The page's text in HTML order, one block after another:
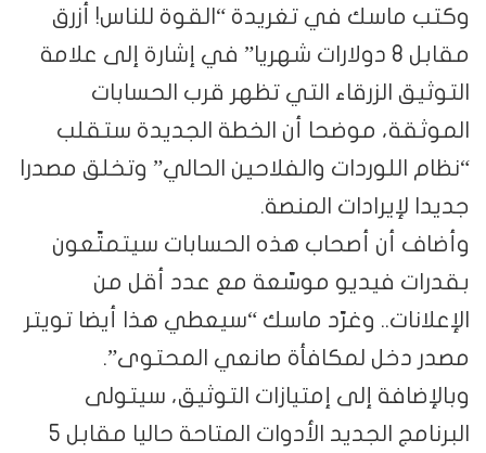
وكتب ماسك في تغريدة “القوة للناس! أَزرق
مقابل 8 دولارات شهريا” في إشارة إلى علامة
التوثيق الزرقاء التي تظهر قرب الحسابات
الموثقة، موضحا أن الخطة الجديدة ستقلب
“نظام اللوردات والفلاحين الحالي” وتخلق مصدرا
جديدا لإيرادات المنصة.
وأضاف أن أصحاب هذه الحسابات سيتمتّعون
بقدرات فيديو موسّعة مع عدد أقل من
الإعلانات.. وغرّد ماسك “سيعطي هذا أيضا تويتر
مصدر دخل لمكافأة صانعي المحتوى”.
وبالإضافة إلى إمتيازات التوثيق، سيتولى
البرنامج الجديد الأدوات المتاحة حاليا مقابل 5